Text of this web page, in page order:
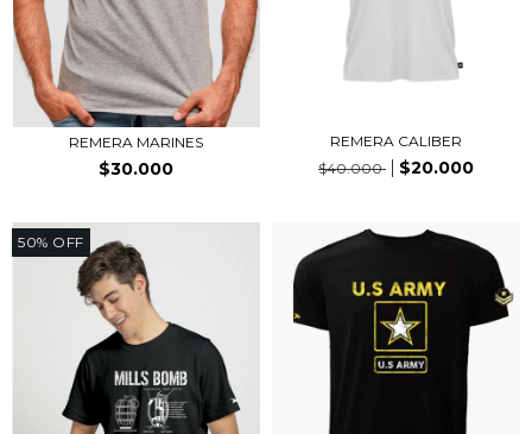
REMERA MARINES
$30.000
REMERA CALIBER
$40.000
$20.000
50% OFF